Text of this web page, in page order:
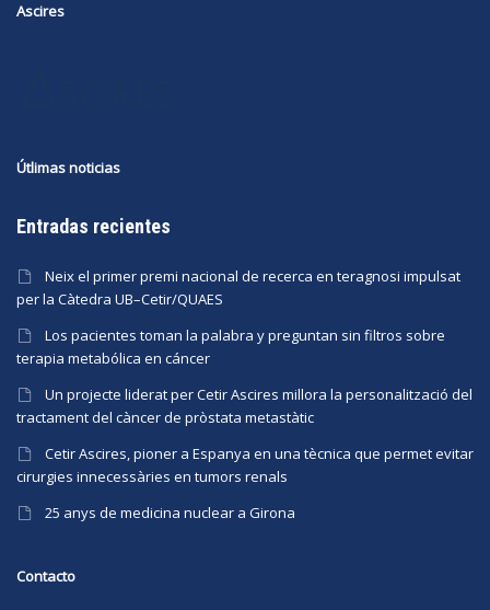
Ascires
Útlimas noticias
Entradas recientes
Neix el primer premi nacional de recerca en teragnosi impulsat
per la Càtedra UB–Cetir/QUAES
Los pacientes toman la palabra y preguntan sin filtros sobre
terapia metabólica en cáncer
Un projecte liderat per Cetir Ascires millora la personalització del
tractament del càncer de pròstata metastàtic
Cetir Ascires, pioner a Espanya en una tècnica que permet evitar
cirurgies innecessàries en tumors renals
25 anys de medicina nuclear a Girona
Contacto